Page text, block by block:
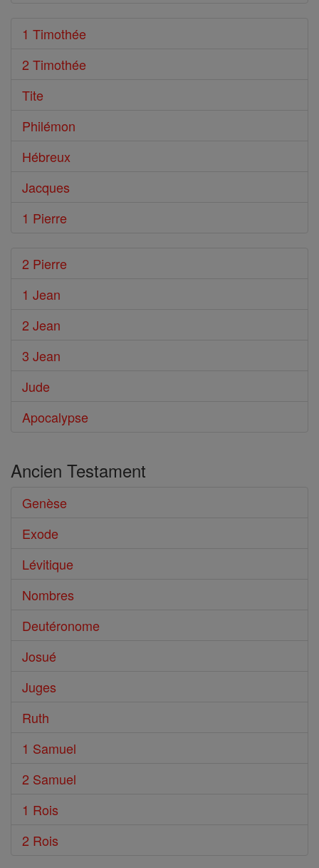
1 Timothée
2 Timothée
Tite
Philémon
Hébreux
Jacques
1 Pierre
2 Pierre
1 Jean
2 Jean
3 Jean
Jude
Apocalypse
Ancien Testament
Genèse
Exode
Lévitique
Nombres
Deutéronome
Josué
Juges
Ruth
1 Samuel
2 Samuel
1 Rois
2 Rois